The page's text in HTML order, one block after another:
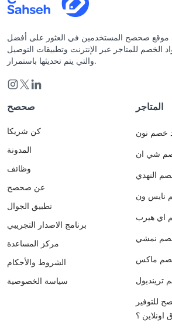
موقع صحصح المستخدمين في العثور على أفضل
الخصم للمتاجر عبر الإنترنت وتطبيقات التوصيل
والتي يتم تحديثها باستمرار.
صحصح
كن شريكا
المدونة
وظائف
عن صحصح
تطبيق الجوال
برنامج الاصدار التجريبي
مركز المساعدة
الشروط والأحكام
سياسة الخصوصية
المتاجر
خصم نون
شي ان
النهدي
نايس ون
اي هيرب
نمشي
ماكس
ترينديول
للتوفير
اونلاين ؟